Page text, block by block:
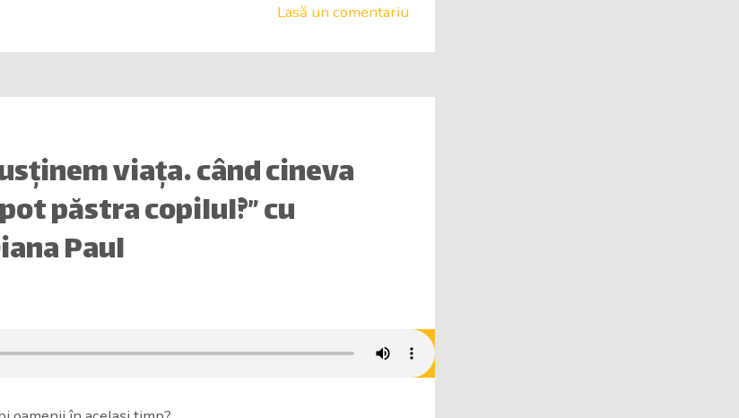
Lasă un comentariu
viața… când cineva
păstra copilul?” cu
Paul